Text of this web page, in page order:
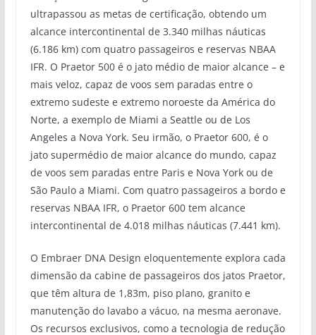
ultrapassou as metas de certificação, obtendo um
alcance intercontinental de 3.340 milhas náuticas
(6.186 km) com quatro passageiros e reservas NBAA
IFR. O Praetor 500 é o jato médio de maior alcance – e
mais veloz, capaz de voos sem paradas entre o
extremo sudeste e extremo noroeste da América do
Norte, a exemplo de Miami a Seattle ou de Los
Angeles a Nova York. Seu irmão, o Praetor 600, é o
jato supermédio de maior alcance do mundo, capaz
de voos sem paradas entre Paris e Nova York ou de
São Paulo a Miami. Com quatro passageiros a bordo e
reservas NBAA IFR, o Praetor 600 tem alcance
intercontinental de 4.018 milhas náuticas (7.441 km).
O Embraer DNA Design eloquentemente explora cada
dimensão da cabine de passageiros dos jatos Praetor,
que têm altura de 1,83m, piso plano, granito e
manutenção do lavabo a vácuo, na mesma aeronave.
Os recursos exclusivos, como a tecnologia de redução